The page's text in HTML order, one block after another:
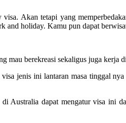
Akan tetapi yang
and holiday. Kamu pun dapat
mau berekreasi sekaligus juga
jenis ini lantaran masa tinggal
dapat mengatur visa ini